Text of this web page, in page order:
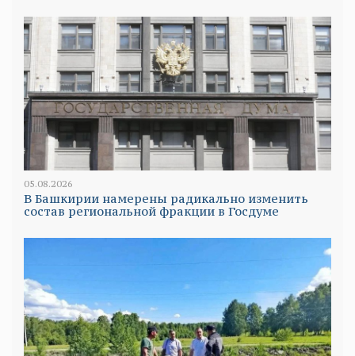
05.08.2026
В Башкирии намерены радикально изменить
состав региональной фракции в Госдуме